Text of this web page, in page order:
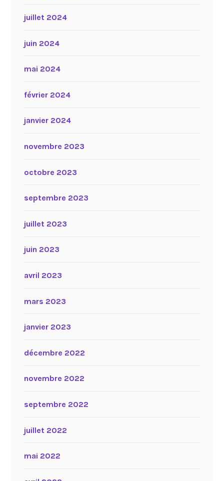
juillet 2024
juin 2024
mai 2024
février 2024
janvier 2024
novembre 2023
octobre 2023
septembre 2023
juillet 2023
juin 2023
avril 2023
mars 2023
janvier 2023
décembre 2022
novembre 2022
septembre 2022
juillet 2022
mai 2022